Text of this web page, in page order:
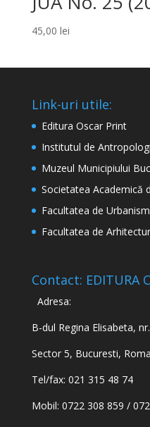
45,00 lei
Link-uri utile:
Editura Oscar Print
Institutul de
Muzeul Municipiului
Societatea Academică
Facultatea de Urbanism
Facultatea de
Contact: EDITURA
Adresa:
B-dul Regina Elisabeta,
Sector 5, Bucuresti,
Tel/fax: 021 315 48 74
Mobil: 0722 308 859 /